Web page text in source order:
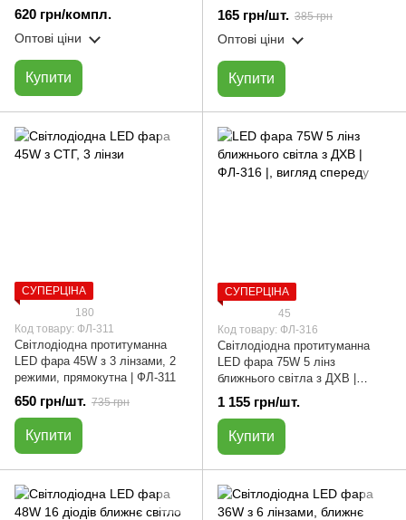
620 грн/компл.
Оптові ціни
Купити
EVERLED ФЛ-110
165 грн/шт. 385 грн
Оптові ціни
Купити
СУПЕРЦІНА
180
Код товару: ФЛ-311
Світлодіодна протитуманна
LED фара 45W з 3 лінзами, 2
режими, прямокутна | ФЛ-311
650 грн/шт. 735 грн
Купити
СУПЕРЦІНА
45
Код товару: ФЛ-316
Cвітлодіодна протитуманна
LED фара 75W 5 лінз
ближнього світла з ДХВ |
ФЛ-316 | прямокутна
1 155 грн/шт.
Купити